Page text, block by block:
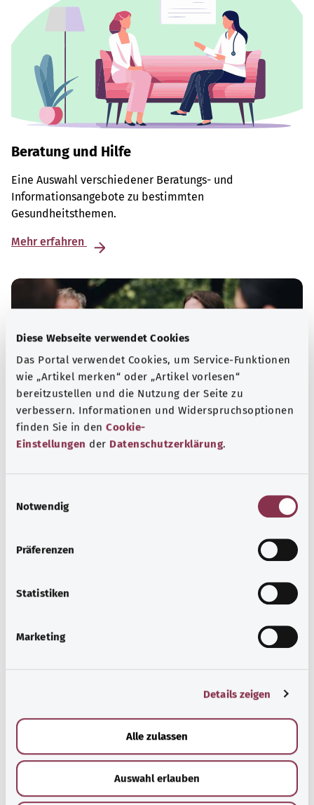
Diese Webseite verwendet Cookies
Das Portal verwendet Cookies, um Service-Funktionen
wie „Artikel merken“ oder „Artikel vorlesen“
bereitzustellen und die Nutzung der Seite zu
verbessern. Informationen und Widerspruchsoptionen
finden Sie in den Cookie-
Einstellungen der Datenschutzerklärung.
Notwendig
Präferenzen
Statistiken
Marketing
Details zeigen
Alle zulassen
Auswahl erlauben
Beratung und Hilfe
Eine Auswahl verschiedener Beratungs- und
Informationsangebote zu bestimmten
Gesundheitsthemen.
Mehr erfahren
Selbsthilfegruppen bieten Austausch und Unterstützung
für Menschen mit chronischen Erkrankungen,
Problemen.
Patientenrechte